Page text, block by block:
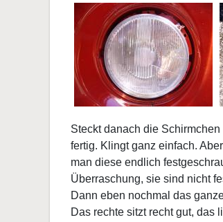
Steckt danach die
fertig. Klingt ganz einfach.
man diese endlich
Überraschung, sie sind nicht
Dann eben nochmal das
Das rechte sitzt recht gut, das